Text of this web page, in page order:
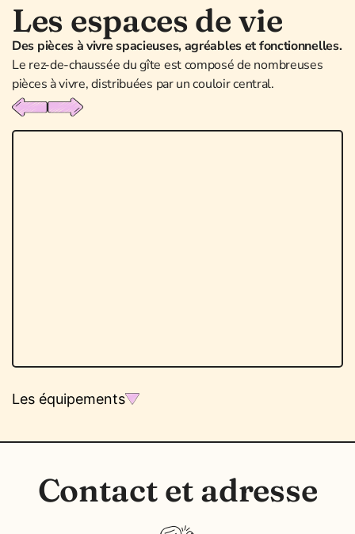
Les espaces de vie
Des pièces à vivre spacieuses, agréables et fonctionnelles.
Le rez-de-chaussée du gîte est composé de nombreuses
pièces à vivre, distribuées par un couloir central.
Les équipements
Contact et adresse